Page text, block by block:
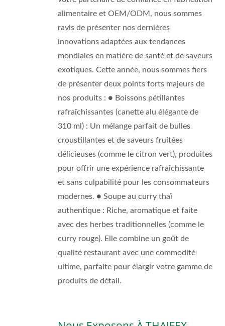
alimentaire et OEM/ODM, nous sommes
ravis de présenter nos dernières
innovations adaptées aux tendances
mondiales en matière de santé et de saveurs
exotiques. Cette année, nous sommes fiers
de présenter deux points forts majeurs de
nos produits : ● Boissons pétillantes
rafraîchissantes (canette alu élégante de
310 ml) : Un mélange parfait de bulles
croustillantes et de saveurs fruitées
délicieuses (comme le citron vert), produites
pour offrir une expérience rafraîchissante
et sans culpabilité pour les consommateurs
modernes. ● Soupe au curry thaï
authentique : Riche, aromatique et faite
avec des herbes traditionnelles (comme le
curry rouge). Elle combine un goût de
qualité restaurant avec une commodité
ultime, parfaite pour élargir votre gamme de
produits de détail.